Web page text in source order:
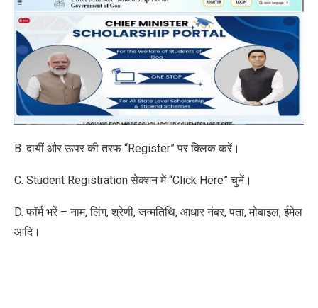
B. दायीं और ऊपर की तरफ “Register” पर क्लिक करें।
C. Student Registration सेक्शन में “Click Here” चुनें।
D. फॉर्म भरें – नाम, लिंग, श्रेणी, जन्मतिथि, आधार नंबर, पता, मोबाइल, ईमेल
आदि।